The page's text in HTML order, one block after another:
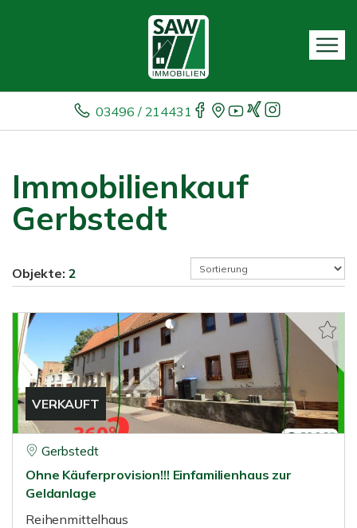
03496 / 214431
Immobilienkauf
Gerbstedt
Objekte: 2
VERKAUFT
Gerbstedt
Ohne Käuferprovision!!! Einfamilienhaus zur
Geldanlage
Reihenmittelhaus